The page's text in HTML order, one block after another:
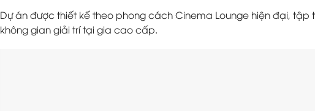
Dự án được thiết kế theo phong cách Cinema Lounge hiện đại, tập
không gian giải trí tại gia cao cấp.